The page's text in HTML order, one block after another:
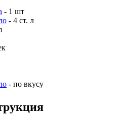
- 1 шт
- 4 ст. л
- по вкусу